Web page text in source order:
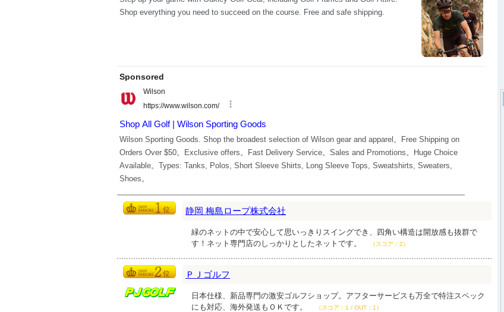
静岡 梅島ロープ株式会社
緑のネットの中で安心して思いっきりスイングでき、四角い構造は開放感も抜群で
す！ネット専門店のしっかりとしたネットです。
（スコア：2）
ＰＪゴルフ
日本仕様、新品専門の激安ゴルフショップ。アフターサービスも万全で特注スペック
にも対応、海外発送もＯＫです。
（スコア：1 / OUT：1）